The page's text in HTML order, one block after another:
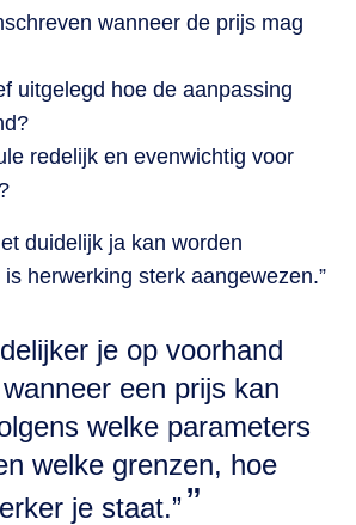
wanneer de prijs mag
uitgelegd hoe de aanpassing
redelijk en evenwichtig voor
duidelijk ja kan worden
herwerking sterk aangewezen.”
je op voorhand
een prijs kan
welke parameters
welke grenzen, hoe
je staat.”